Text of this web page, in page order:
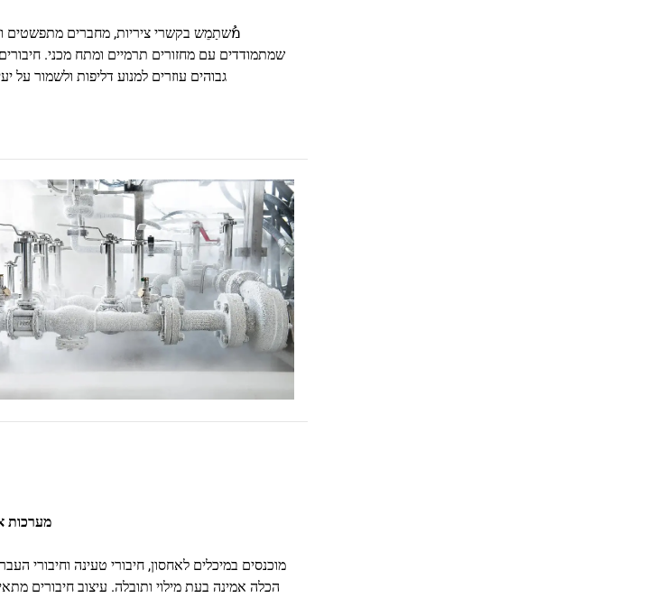
מُשתַמֵש בקשרי ציריות, מחברים מתפשטים
שמתמודדים עם מחזורים תרמיים ומתח מכני.
גבוהים עוזרים למנוע דליפות ולשמור על
מערכות
מוכנסים במיכלים לאחסון, חיבורי טעינה וחיבורי
הכלה אמינה בעת מילוי ותובלה. עיצוב חיבורים